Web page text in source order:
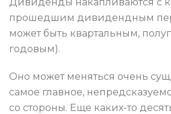
прошедшим дивидендным
может быть квартальным,
годовым).
Оно может меняться очень
самое главное,
со стороны. Еще каких-то